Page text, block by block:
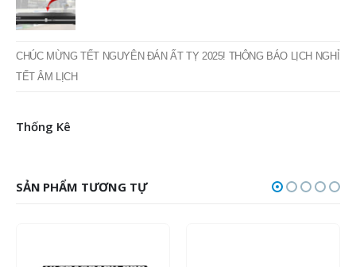
CHÚC MỪNG TẾT NGUYÊN ĐÁN ẤT TỴ 2025! THÔNG BÁO LỊCH NGHỈ
TẾT ÂM LỊCH
Thống Kê
SẢN PHẨM TƯƠNG TỰ